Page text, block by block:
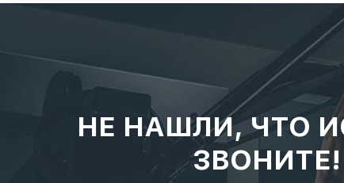
НЕ НАШЛИ, ЧТО
ЗВОНИТЕ!